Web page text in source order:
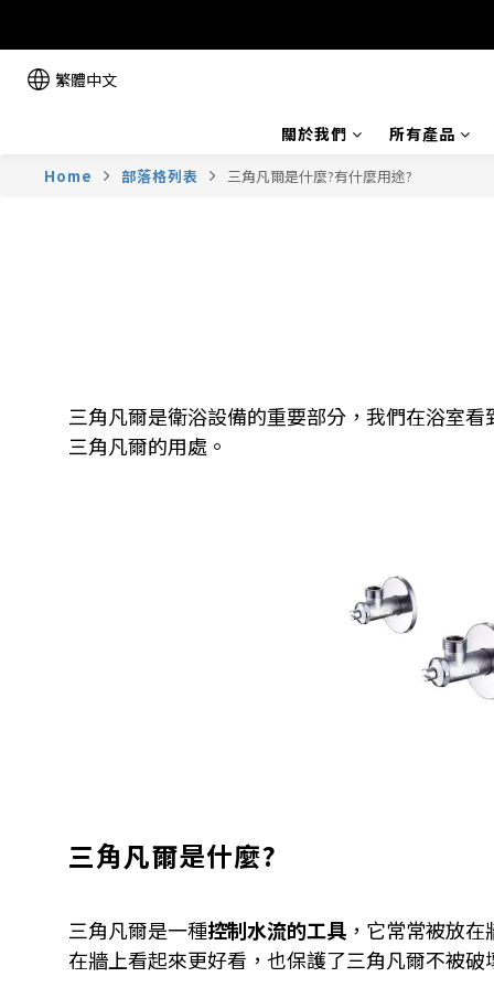
繁體中文
關於我們 所有產品
Home 部落格列表 三角凡爾是什麼?有什麼用途?
三角凡爾是衛浴設備的重要部分，我們在浴室
三角凡爾的用處。
三角凡爾是什麼?
三角凡爾是一種控制水流的工具 ，它常常被放
在牆上看起來更好看，也保護了三角凡爾不被破